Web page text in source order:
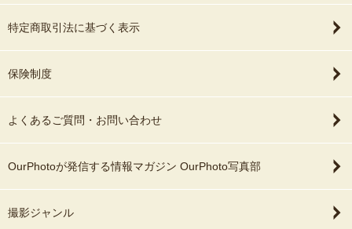
特定商取引法に基づく表示
保険制度
よくあるご質問・お問い合わせ
OurPhotoが発信する情報マガジン OurPhoto写真部
撮影ジャンル